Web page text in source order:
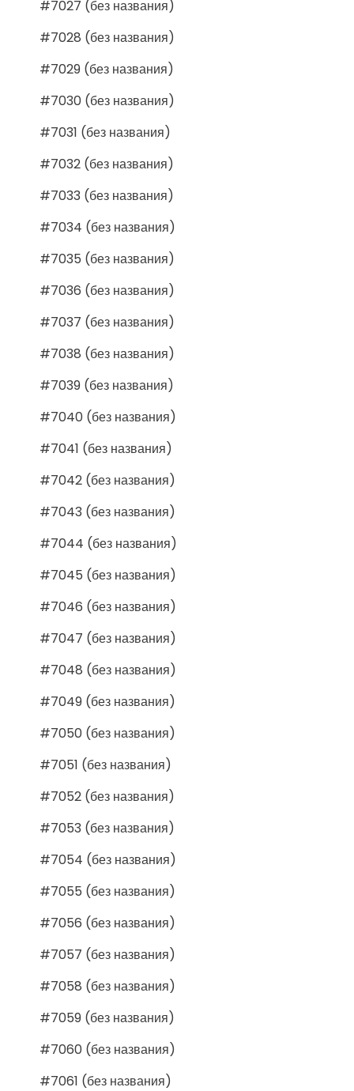
#7027 (без названия)
#7028 (без названия)
#7029 (без названия)
#7030 (без названия)
#7031 (без названия)
#7032 (без названия)
#7033 (без названия)
#7034 (без названия)
#7035 (без названия)
#7036 (без названия)
#7037 (без названия)
#7038 (без названия)
#7039 (без названия)
#7040 (без названия)
#7041 (без названия)
#7042 (без названия)
#7043 (без названия)
#7044 (без названия)
#7045 (без названия)
#7046 (без названия)
#7047 (без названия)
#7048 (без названия)
#7049 (без названия)
#7050 (без названия)
#7051 (без названия)
#7052 (без названия)
#7053 (без названия)
#7054 (без названия)
#7055 (без названия)
#7056 (без названия)
#7057 (без названия)
#7058 (без названия)
#7059 (без названия)
#7060 (без названия)
#7061 (без названия)